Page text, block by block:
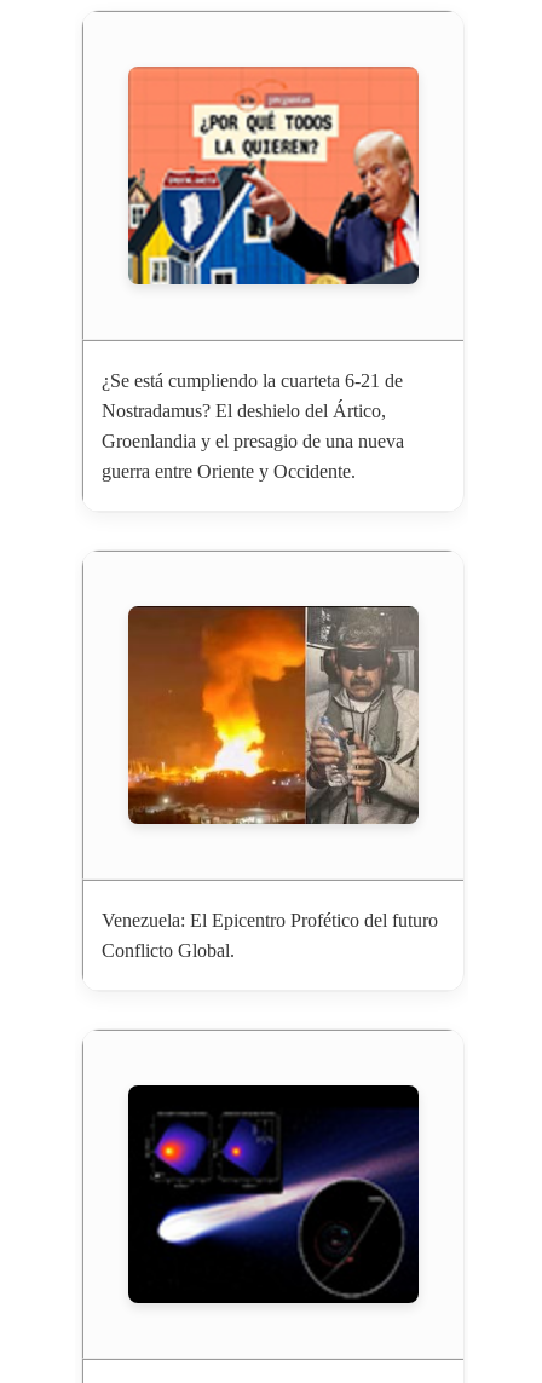
¿Se está cumpliendo la cuarteta 6-21 de
Nostradamus? El deshielo del Ártico,
Groenlandia y el presagio de una nueva
guerra entre Oriente y Occidente.
Venezuela: El Epicentro Profético del futuro
Conflicto Global.